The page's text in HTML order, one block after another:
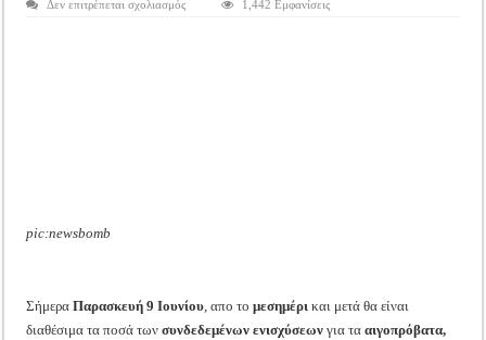
Tακτική Γενική Συνέλευση του Αγροτικού Συνεταιρισμού Μεσολογγίου-
Δεν επιτρέπεται σχολιασμόςστο
1,442 Εμφανίσεις
pic:newsbomb
ΣήμεραΠαρασκευή 9 Ιουνίου, απο τομεσημέρι και μετά θα είναι
διαθέσιμα τα ποσά τωνσυνδεδεμένων ενισχύσεων για τααιγοπρόβατα,